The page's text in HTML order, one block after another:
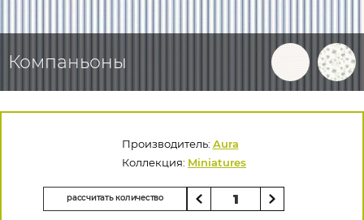
Компаньоны
Производитель: Aura
Коллекция: Miniatures
рассчитать количество